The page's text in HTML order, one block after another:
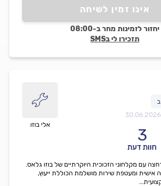
אינו זמין לשיחה
יחזור לזמינות מחר ב-08:00
תזכירו לי בSMS
אלי בוזו
30.06.2026
3
חוות דעת
עם מקלחוני הזכוכית היוקרתיים של בוזו גלאס.
אישית ומעטפת שירות מושלמת הכוללת ייעוץ,